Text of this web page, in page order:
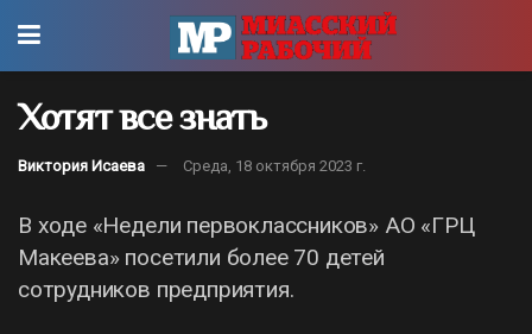
Хотят все знать
Виктория Исаева Среда, 18 октября 2023 г.
В ходе «Недели первоклассников» АО «ГРЦ
Макеева» посетили более 70 детей
сотрудников предприятия.